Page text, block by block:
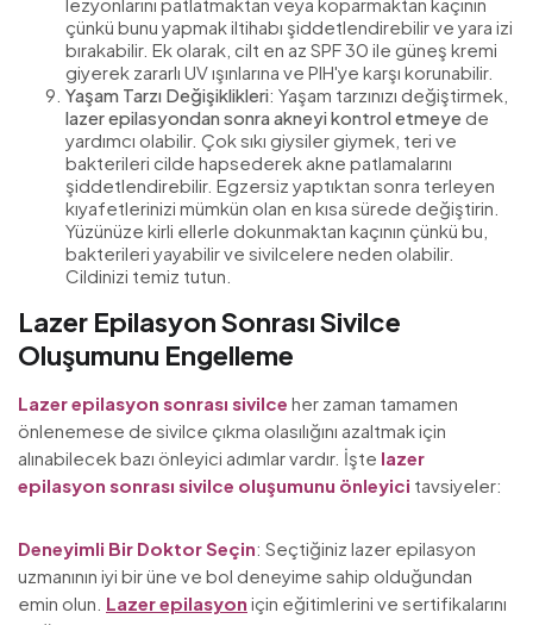
çünkü bunu yapmak iltihabı şiddetlendirebilir ve yara izi
bırakabilir. Ek olarak, cilt en az SPF 30 ile güneş kremi
giyerek zararlı UV ışınlarına ve PIH'ye karşı korunabilir.
Yaşam Tarzı Değişiklikleri: Yaşam tarzınızı değiştirmek,
lazer epilasyondan sonra akneyi kontrol etmeye de
yardımcı olabilir. Çok sıkı giysiler giymek, teri ve
bakterileri cilde hapsederek akne patlamalarını
şiddetlendirebilir. Egzersiz yaptıktan sonra terleyen
kıyafetlerinizi mümkün olan en kısa sürede değiştirin.
Yüzünüze kirli ellerle dokunmaktan kaçının çünkü bu,
bakterileri yayabilir ve sivilcelere neden olabilir.
Cildinizi temiz tutun.
Lazer Epilasyon Sonrası Sivilce
Oluşumunu Engelleme
Lazer epilasyon sonrası sivilce her zaman tamamen
önlenemese de sivilce çıkma olasılığını azaltmak için
alınabilecek bazı önleyici adımlar vardır. İşte lazer
epilasyon sonrası sivilce oluşumunu önleyici tavsiyeler:
Deneyimli Bir Doktor Seçin: Seçtiğiniz lazer epilasyon
uzmanının iyi bir üne ve bol deneyime sahip olduğundan
emin olun. Lazer epilasyon için eğitimlerini ve sertifikalarını